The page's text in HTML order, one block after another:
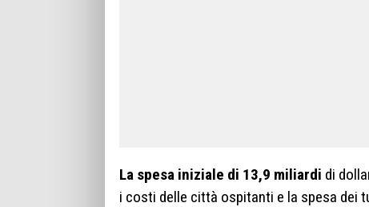
La spesa iniziale di 13,9 miliardi di
i costi delle città ospitanti e la spesa dei